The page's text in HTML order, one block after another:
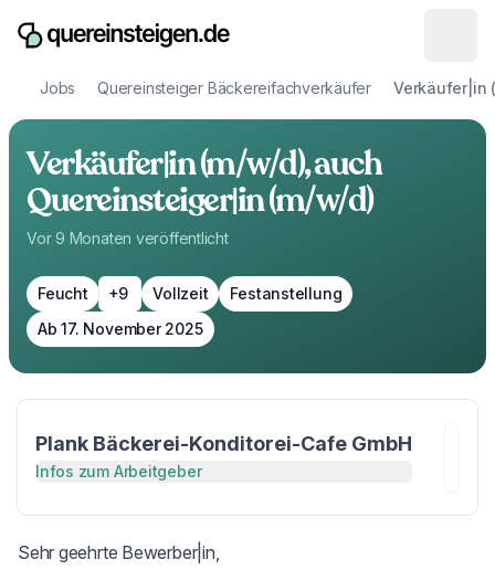
Jobs Quereinsteiger Bäckereifachverkäufer Verkäufer|in
Verkäufer|in (m/w/d), auch
Quereinsteiger|in (m/w/d)
Vor 9 Monaten veröffentlicht
Feucht +9 Vollzeit
Festanstellung
Ab 17. November 2025
Plank Bäckerei-Konditorei-Cafe GmbH
Infos zum Arbeitgeber
Sehr geehrte Bewerber|in,